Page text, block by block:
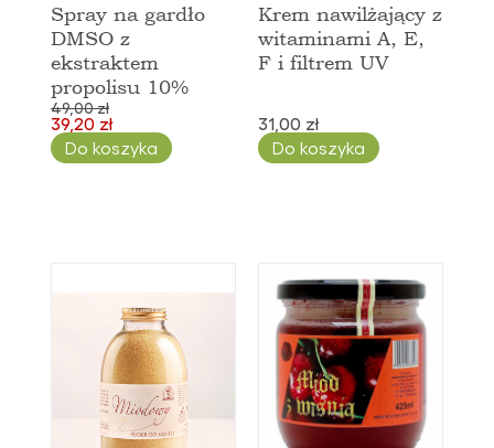
Spray na gardło
DMSO z
ekstraktem
propolisu 10%
49,00 zł
39,20 zł
Do koszyka
Krem nawilżający z
witaminami A, E,
F i filtrem UV
31,00 zł
Do koszyka